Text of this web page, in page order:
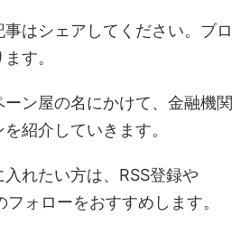
事はシェアしてください。ブロ
す。
ン屋の名にかけて、金融機関
紹介していきます。
れたい方は、RSS登録や
ォローをおすすめします。